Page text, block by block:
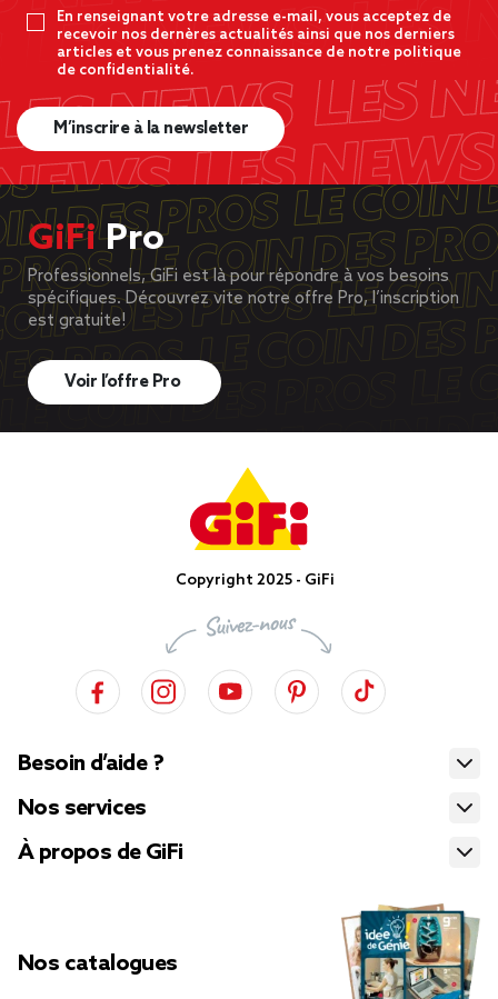
En renseignant votre adresse e-mail, vous acceptez de
recevoir nos dernères actualités ainsi que nos derniers
articles et vous prenez connaissance de notre politique
de confidentialité.
M’inscrire à la newsletter
GiFiPro
Professionnels, GiFi est là pour répondre à vos besoins
spécifiques. Découvrez vite notre offre Pro, l’inscription
est gratuite!
Voir l’offre Pro
Copyright 2025 - GiFi
Besoin d’aide ?
Nos services
À propos de GiFi
Nos catalogues